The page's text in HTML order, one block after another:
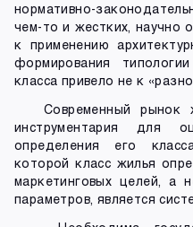
нормативно-
чем-то и жестких, научно
к применению
формирования
класса привело не к
Современный рынок
инструментария для
определения его
которой класс жилья
маркетинговых целей, а
параметров, является